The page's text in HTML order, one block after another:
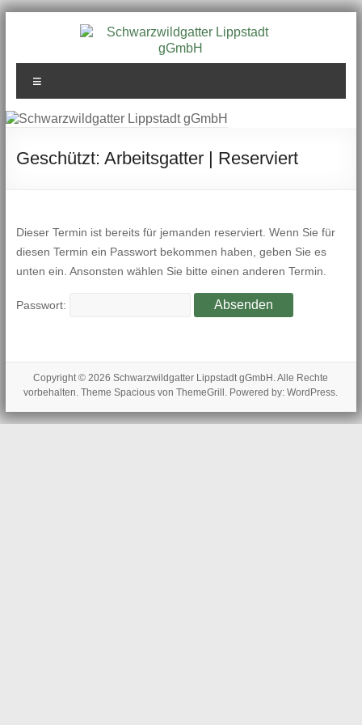
Schwarzwildgatter
Lippstadt gGmbH
Geschützt: Arbeitsgatter | Reserviert
Dieser Termin ist bereits für jemanden reserviert. Wenn Sie für
diesen Termin ein Passwort bekommen haben, geben Sie es
unten ein. Ansonsten wählen Sie bitte einen anderen Termin.
Passwort:
Copyright © 2026Schwarzwildgatter Lippstadt gGmbH . Alle Rechte
vorbehalten. ThemeSpacious von ThemeGrill. Powered by:WordPress.